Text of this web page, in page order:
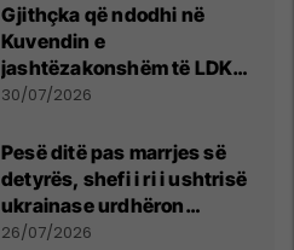
Gjithçka që ndodhi në
Kuvendin e
jashtëzakonshëm të LDK-
së
30/07/2026
Pesë ditë pas marrjes së
detyrës, shefi i ri i ushtrisë
ukrainase urdhëron
kontroll të madh
26/07/2026